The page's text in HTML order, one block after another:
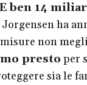
ben 14
ha
non
presto per
sia le